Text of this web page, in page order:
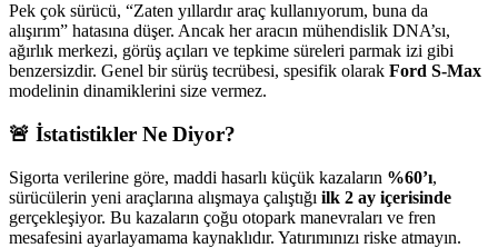
Pek çok sürücü, “Zaten yıllardır araç kullanıyorum, buna da
alışırım” hatasına düşer. Ancak her aracın mühendislik DNA’sı,
ağırlık merkezi, görüş açıları ve tepkime süreleri parmak izi gibi
benzersizdir. Genel bir sürüş tecrübesi, spesifik olarak Ford S-Max
modelinin dinamiklerini size vermez.
🚨 İstatistikler Ne Diyor?
Sigorta verilerine göre, maddi hasarlı küçük kazaların %60’ı,
sürücülerin yeni araçlarına alışmaya çalıştığı ilk 2 ay içerisinde
gerçekleşiyor. Bu kazaların çoğu otopark manevraları ve fren
mesafesini ayarlayamama kaynaklıdır. Yatırımınızı riske atmayın.